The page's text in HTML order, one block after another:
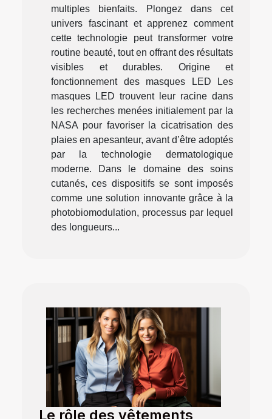
multiples bienfaits. Plongez dans cet
univers fascinant et apprenez comment
cette technologie peut transformer votre
routine beauté, tout en offrant des résultats
visibles et durables. Origine et
fonctionnement des masques LED Les
masques LED trouvent leur racine dans
les recherches menées initialement par la
NASA pour favoriser la cicatrisation des
plaies en apesanteur, avant d’être adoptés
par la technologie dermatologique
moderne. Dans le domaine des soins
cutanés, ces dispositifs se sont imposés
comme une solution innovante grâce à la
photobiomodulation, processus par lequel
des longueurs...
Le rôle des vêtements